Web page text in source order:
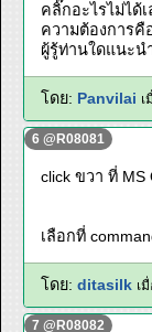
คลิ๊กอะไรไม่ได้เ
ความต้องการคื
ผู้รู้ท่านใดแนะน
โดย: Panvilai เ
6 @R08081
click ขวา ที่ MS
เลือกที่
โดย: ditasilk เ
7 @R08082